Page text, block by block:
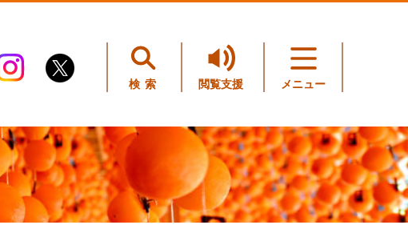
検索 閲覧支援 メニュー